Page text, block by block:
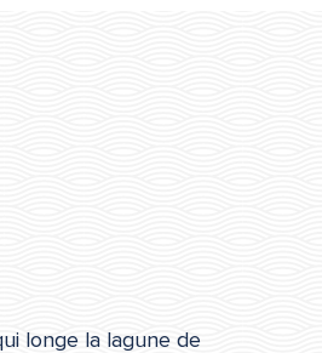
longe la lagune de